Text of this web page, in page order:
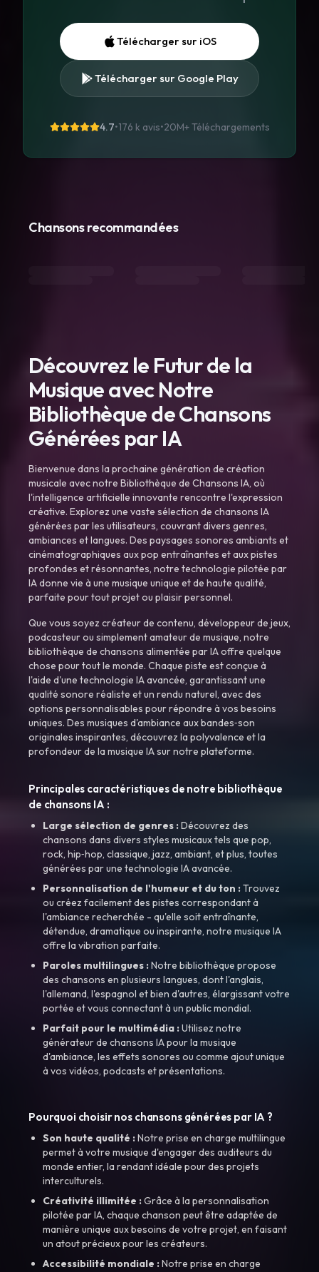
Télécharger sur iOS
Télécharger sur Google Play
4.7•176 k avis•20M+Téléchargements
Chansons recommandées
Découvrez le Futur de la
Musique avec Notre
Bibliothèque de Chansons
Générées par IA
Bienvenue dans la prochaine génération de création
musicale avec notre Bibliothèque de Chansons IA, où
l'intelligence artificielle innovante rencontre l'expression
créative. Explorez une vaste sélection de chansons IA
générées par les utilisateurs, couvrant divers genres,
ambiances et langues. Des paysages sonores ambiants et
cinématographiques aux pop entraînantes et aux pistes
profondes et résonnantes, notre technologie pilotée par
IA donne vie à une musique unique et de haute qualité,
parfaite pour tout projet ou plaisir personnel.
Que vous soyez créateur de contenu, développeur de jeux,
podcasteur ou simplement amateur de musique, notre
bibliothèque de chansons alimentée par IA offre quelque
chose pour tout le monde. Chaque piste est conçue à
l'aide d'une technologie IA avancée, garantissant une
qualité sonore réaliste et un rendu naturel, avec des
options personnalisables pour répondre à vos besoins
uniques. Des musiques d'ambiance aux bandes‑son
originales inspirantes, découvrez la polyvalence et la
profondeur de la musique IA sur notre plateforme.
Principales caractéristiques de notre bibliothèque
de chansons IA :
Large sélection de genres :Découvrez des
chansons dans divers styles musicaux tels que pop,
rock, hip‑hop, classique, jazz, ambiant, et plus, toutes
générées par une technologie IA avancée.
Personnalisation de l'humeur et du ton :Trouvez
ou créez facilement des pistes correspondant à
l'ambiance recherchée - qu'elle soit entraînante,
détendue, dramatique ou inspirante, notre musique IA
offre la vibration parfaite.
Paroles multilingues :Notre bibliothèque propose
des chansons en plusieurs langues, dont l'anglais,
l'allemand, l'espagnol et bien d'autres, élargissant votre
portée et vous connectant à un public mondial.
Parfait pour le multimédia :Utilisez notre
générateur de chansons IA pour la musique
d'ambiance, les effets sonores ou comme ajout unique
à vos vidéos, podcasts et présentations.
Pourquoi choisir nos chansons générées par IA ?
Son haute qualité :Notre prise en charge multilingue
permet à votre musique d'engager des auditeurs du
monde entier, la rendant idéale pour des projets
interculturels.
Créativité illimitée :Grâce à la personnalisation
pilotée par IA, chaque chanson peut être adaptée de
manière unique aux besoins de votre projet, en faisant
un atout précieux pour les créateurs.
Accessibilité mondiale :Notre prise en charge